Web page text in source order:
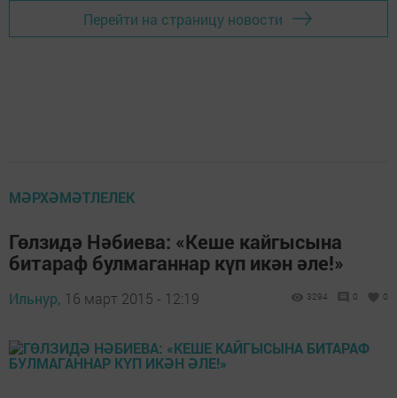
Перейти на страницу новости
МӘРХӘМӘТЛЕЛЕК
Гөлзидә Нәбиева: «Кеше кайгысына
битараф булмаганнар күп икән әле!»
Ильнур, 16 март 2015 - 12:19 3294 0 0